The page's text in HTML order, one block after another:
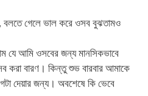
গেলে ভাল করে ওসব বুঝতামও
যে আমি ওসবের জন্য মানসিকভাবে
বারণ। কিন্তু শুভ বারবার আমাকে
দেয়ার জন্য। অবশেষে কি ভেবে